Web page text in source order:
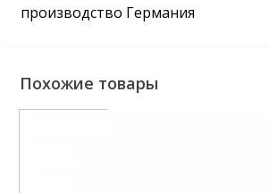
производство Германия
Похожие товары